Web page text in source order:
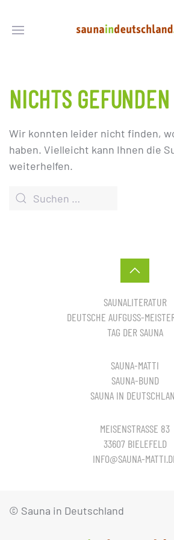
NICHTS GEFUNDEN
Wir konnten leider nicht finden,
haben. Vielleicht kann Ihnen die
weiterhelfen.
SAUNALITERATUR
DEUTSCHE AUFGUSS-
TAG DER SAUNA
SAUNA-MATTI
SAUNA-BUND
SAUNA IN
MEISENSTRASSE 83
33607 BIELEFELD
INFO@SAUNA-
© Sauna in Deutschland